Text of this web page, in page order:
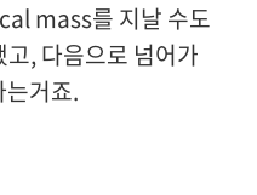
mass를 지날 수도
, 다음으로 넘어가
는거죠.